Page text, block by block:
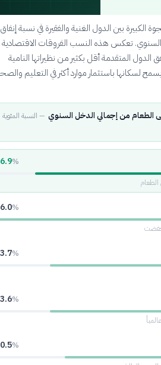
بين الدول الغنية والفقيرة في نسبة إنفاق
تعكس هذه النسب الفروقات الاقتصادية
أقل بكثير من نظيراتها النامية
باستثمار موارد أكثر في التعليم والصحة
من إجمالي الدخل السنوي —النسبة المئوية
46.9
56.0
43.7
43.6
40.5